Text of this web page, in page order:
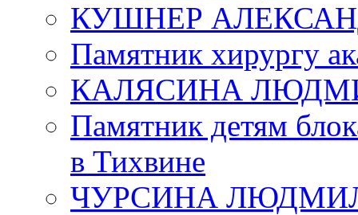
КУШНЕР
Памятник хирургу
КАЛЯСИНА
Памятник детям
в Тихвине
ЧУРСИНА